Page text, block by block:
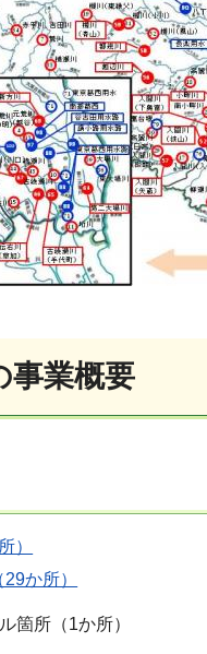
業概要
）
か所）
箇所（1か所）